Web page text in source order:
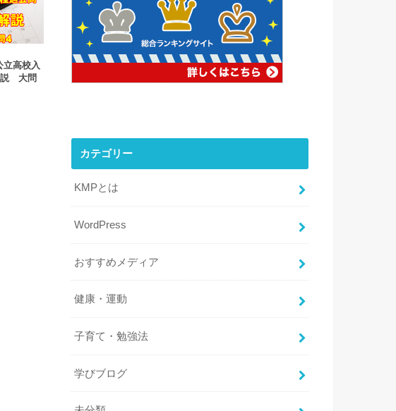
立高校入
説 大問
カテゴリー
KMPとは
WordPress
おすすめメディア
健康・運動
子育て・勉強法
学びブログ